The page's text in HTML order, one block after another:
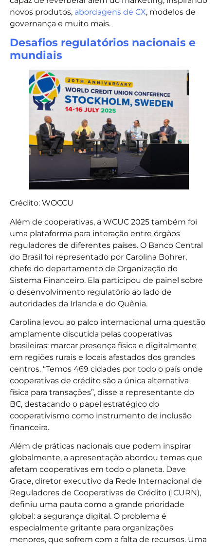
novos produtos, abordagens de CX, modelos de
governança e muito mais.
Desafios regulatórios nacionais e
mundiais
Crédito: WOCCU
Além de cooperativas, a WCUC 2025 também foi
uma plataforma para interação entre órgãos
reguladores de diferentes países. O Banco Central
do Brasil foi representado por Carolina Bohrer,
chefe do departamento de Organização do
Sistema Financeiro. Ela participou de painel sobre
o desenvolvimento regulatório ao lado de
autoridades da Irlanda e do Quênia.
Carolina levou ao palco internacional uma questão
amplamente discutida pelas cooperativas
brasileiras: marcar presença física e digitalmente
em regiões rurais e locais afastados dos grandes
centros. “Temos 469 cidades por todo o país onde
cooperativas de crédito são a única alternativa
física para transações”, disse a representante do
BC, destacando o papel estratégico do
cooperativismo como instrumento de inclusão
financeira.
Além de práticas nacionais que podem inspirar
globalmente, a apresentação abordou temas que
afetam cooperativas em todo o planeta. Dave
Grace, diretor executivo da Rede Internacional de
Reguladores de Cooperativas de Crédito (ICURN),
definiu uma pauta como a grande prioridade
global: a segurança digital. O problema é
especialmente gritante para organizações
menores, que sofrem com a falta de recursos. Uma